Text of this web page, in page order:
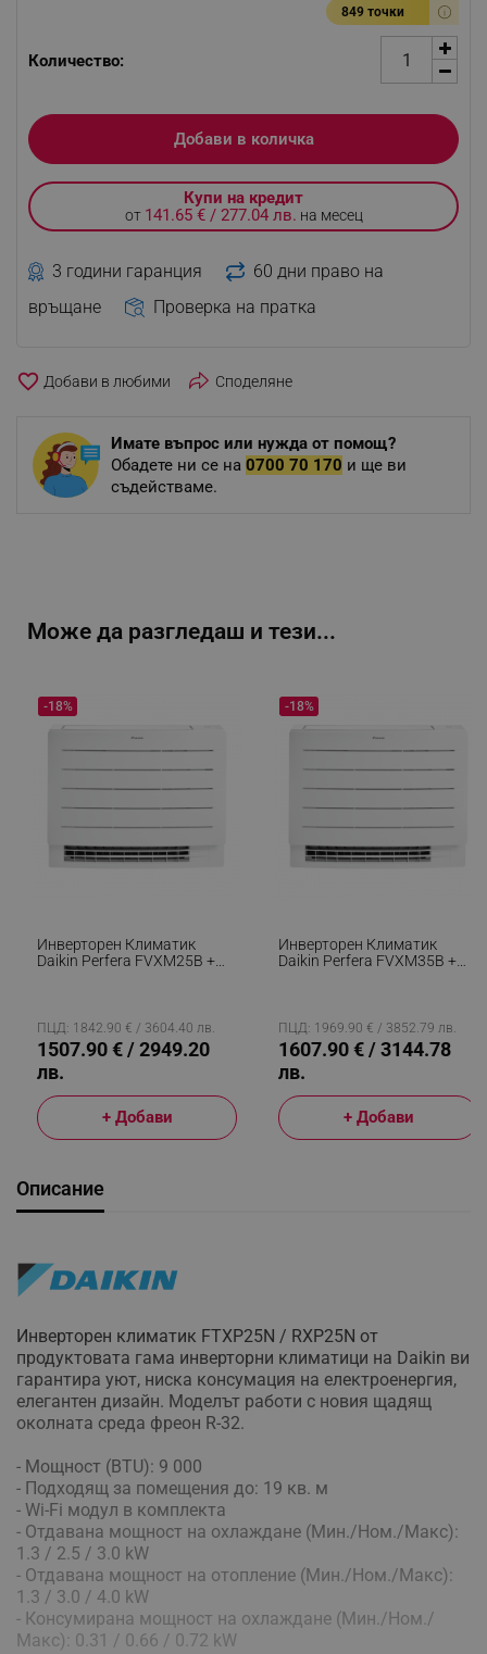
849 точки
Количество:
Добави в количка
Купи на кредит
от 141.65 € / 277.04 лв. на месец
3 години гаранция
60 дни право на
връщане
Проверка на пратка
favorite_border Споделяне
Имате въпрос или нужда от помощ?
Обадете ни се на 0700 70 170 и ще ви
съдействаме.
Може да разгледаш и тези...
Инверторен Климатик
Daikin Perfera FVXM25B +
-18%
ПЦД: 1842.90 € / 3604.40 лв.
1507.90 € / 2949.20
лв.
+ Добави
Инверторен Климатик
Daikin Perfera FVXM35B +
-18%
ПЦД: 1969.90 € / 3852.79 лв.
1607.90 € / 3144.78
лв.
+ Добави
Описание
Инверторен климатик FTXP25N / RXP25N от
продуктовата гама инверторни климатици на Daikin ви
гарантира уют, ниска консумация на електроенергия,
елегантен дизайн. Моделът работи с новия щадящ
околната среда фреон R-32.
- Мощност (BTU): 9 000
- Подходящ за помещения до: 19 кв. м
- Wi-Fi модул в комплекта
- Отдавана мощност на охлаждане (Мин./Ном./Макс):
1.3 / 2.5 / 3.0 kW
- Отдавана мощност на отопление (Мин./Ном./Макс):
1.3 / 3.0 / 4.0 kW
- Консумирана мощност на охлаждане (Мин./Ном./
Макс): 0.31 / 0.66 / 0.72 kW